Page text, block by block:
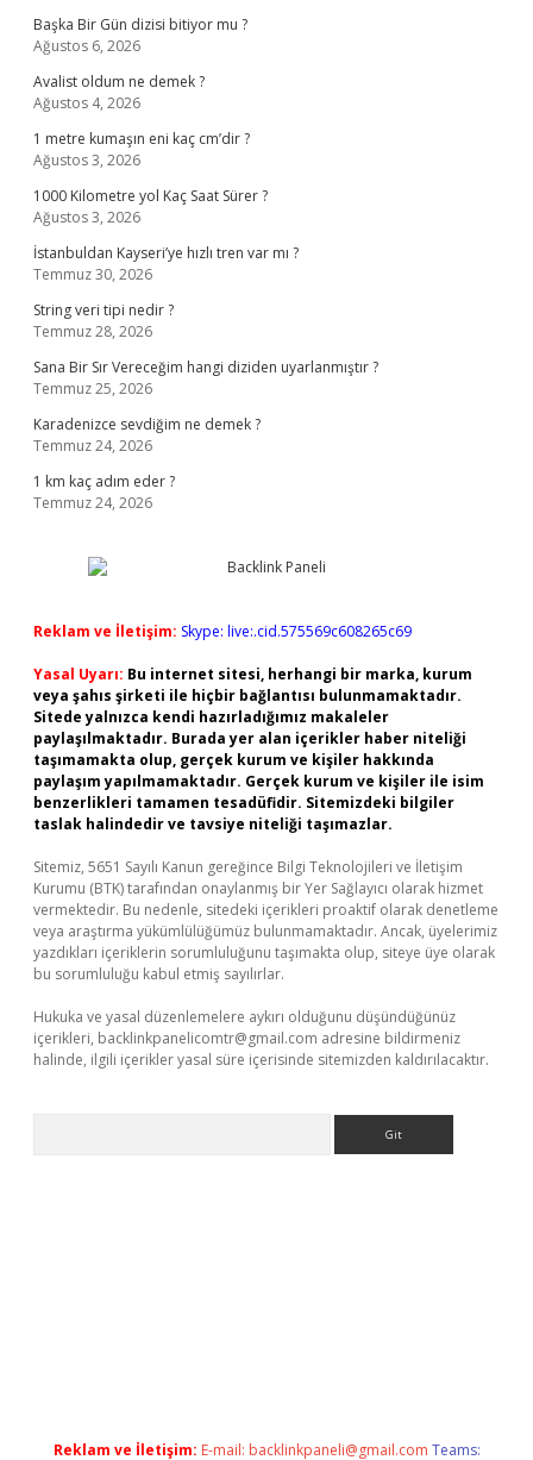
Başka Bir Gün dizisi bitiyor mu ?
Ağustos 6, 2026
Avalist oldum ne demek ?
Ağustos 4, 2026
1 metre kumaşın eni kaç cm’dir ?
Ağustos 3, 2026
1000 Kilometre yol Kaç Saat Sürer ?
Ağustos 3, 2026
İstanbuldan Kayseri’ye hızlı tren var mı ?
Temmuz 30, 2026
String veri tipi nedir ?
Temmuz 28, 2026
Sana Bir Sır Vereceğim hangi diziden uyarlanmıştır ?
Temmuz 25, 2026
Karadenizce sevdiğim ne demek ?
Temmuz 24, 2026
1 km kaç adım eder ?
Temmuz 24, 2026
Reklam ve İletişim: Skype: live:.cid.575569c608265c69
Yasal Uyarı: Bu internet sitesi, herhangi bir marka, kurum
veya şahıs şirketi ile hiçbir bağlantısı bulunmamaktadır.
Sitede yalnızca kendi hazırladığımız makaleler
paylaşılmaktadır. Burada yer alan içerikler haber niteliği
taşımamakta olup, gerçek kurum ve kişiler hakkında
paylaşım yapılmamaktadır. Gerçek kurum ve kişiler ile isim
benzerlikleri tamamen tesadüfidir. Sitemizdeki bilgiler
taslak halindedir ve tavsiye niteliği taşımazlar.
Sitemiz, 5651 Sayılı Kanun gereğince Bilgi Teknolojileri ve İletişim
Kurumu (BTK) tarafından onaylanmış bir Yer Sağlayıcı olarak hizmet
vermektedir. Bu nedenle, sitedeki içerikleri proaktif olarak denetleme
veya araştırma yükümlülüğümüz bulunmamaktadır. Ancak, üyelerimiz
yazdıkları içeriklerin sorumluluğunu taşımakta olup, siteye üye olarak
bu sorumluluğu kabul etmiş sayılırlar.
Hukuka ve yasal düzenlemelere aykırı olduğunu düşündüğünüz
içerikleri, backlinkpanelicomtr@gmail.com adresine bildirmeniz
halinde, ilgili içerikler yasal süre içerisinde sitemizden kaldırılacaktır.
Reklam ve İletişim: E-mail: backlinkpaneli@gmail.com Teams: